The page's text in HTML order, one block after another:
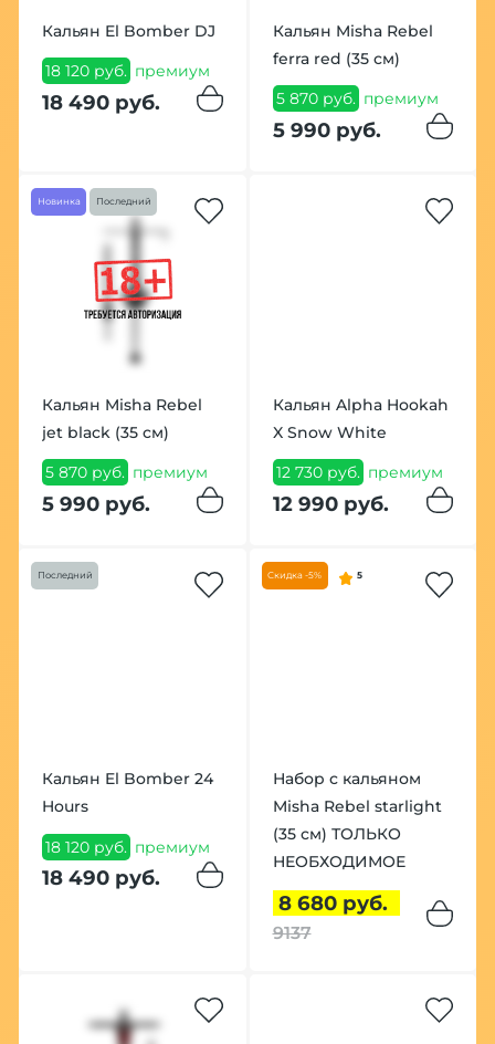
Кальян El Bomber DJ
18 120 руб. премиум
18 490 руб.
Кальян Misha Rebel
ferra red (35 см)
5 870 руб. премиум
5 990 руб.
Новинка Последний
Кальян Misha Rebel
jet black (35 см)
5 870 руб. премиум
5 990 руб.
Кальян Alpha Hookah
X Snow White
12 730 руб. премиум
12 990 руб.
Последний
Кальян El Bomber 24
Hours
18 120 руб. премиум
18 490 руб.
Скидка -5% 5
Набор с кальяном
Misha Rebel starlight
(35 см) ТОЛЬКО
НЕОБХОДИМОЕ
8 680 руб.
9137